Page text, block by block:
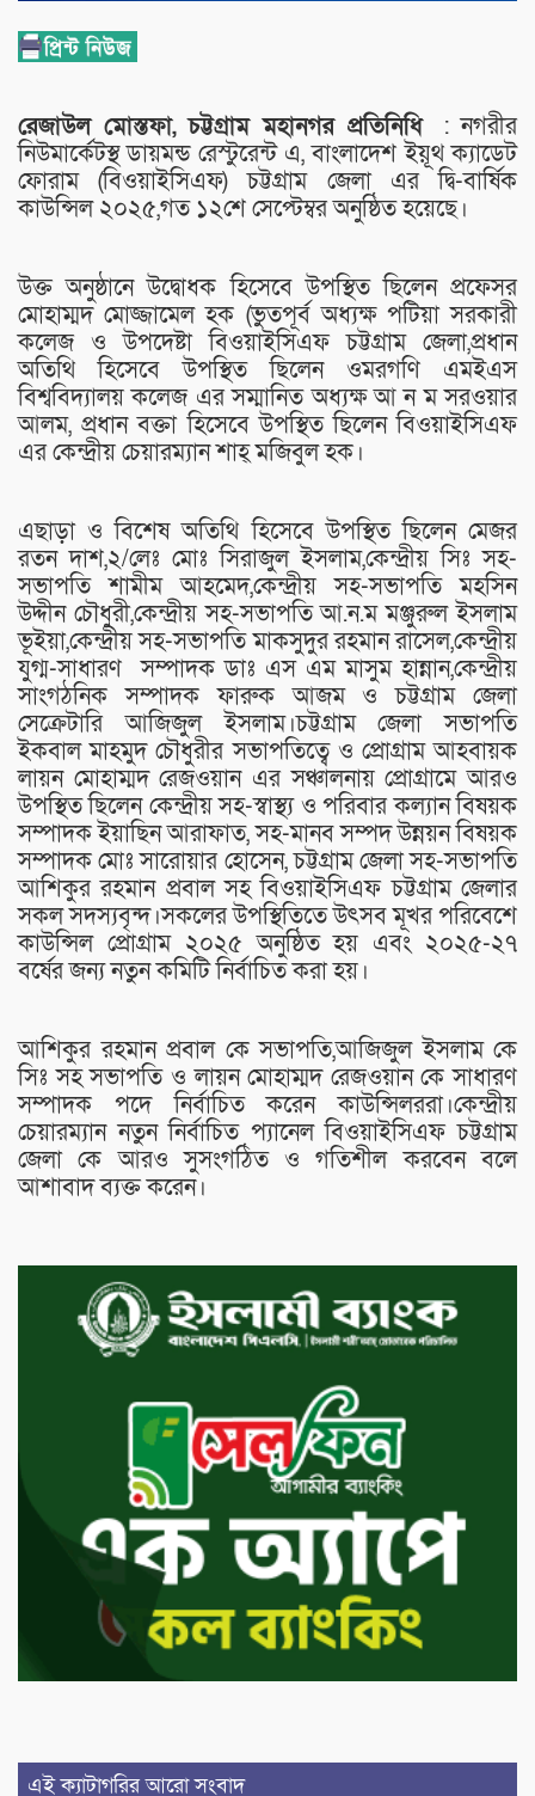
রেজাউল মোস্তফা, চট্টগ্রাম মহানগর প্রতিনিধি: নগরীর
নিউমার্কেটস্থ ডায়মন্ড রেস্টুরেন্ট এ, বাংলাদেশ ইয়ূথ ক্যাডেট
ফোরাম (বিওয়াইসিএফ) চট্টগ্রাম জেলা এর দ্বি-বার্ষিক
কাউন্সিল ২০২৫,গত ১২শে সেপ্টেম্বর অনুষ্ঠিত হয়েছে।
উক্ত অনুষ্ঠানে উদ্বোধক হিসেবে উপস্থিত ছিলেন প্রফেসর
মোহাম্মদ মোজ্জামেল হক (ভুতপূর্ব অধ্যক্ষ পটিয়া সরকারী
কলেজ ও উপদেষ্টা বিওয়াইসিএফ চট্টগ্রাম জেলা,প্রধান
অতিথি হিসেবে উপস্থিত ছিলেন ওমরগণি এমইএস
বিশ্ববিদ্যালয় কলেজ এর সম্মানিত অধ্যক্ষ আ ন ম সরওয়ার
আলম, প্রধান বক্তা হিসেবে উপস্থিত ছিলেন বিওয়াইসিএফ
এর কেন্দ্রীয় চেয়ারম্যান শাহ্ মজিবুল হক।
এছাড়া ও বিশেষ অতিথি হিসেবে উপস্থিত ছিলেন মেজর
রতন দাশ,২/লেঃ মোঃ সিরাজুল ইসলাম,কেন্দ্রীয় সিঃ সহ-
সভাপতি শামীম আহমেদ,কেন্দ্রীয় সহ-সভাপতি মহসিন
উদ্দীন চৌধুরী,কেন্দ্রীয় সহ-সভাপতি আ.ন.ম মঞ্জুরুল ইসলাম
ভূইয়া,কেন্দ্রীয় সহ-সভাপতি মাকসুদুর রহমান রাসেল,কেন্দ্রীয়
যুগ্ম-সাধারণ সম্পাদক ডাঃ এস এম মাসুম হান্নান,কেন্দ্রীয়
সাংগঠনিক সম্পাদক ফারুক আজম ও চট্টগ্রাম জেলা
সেক্রেটারি আজিজুল ইসলাম।চট্টগ্রাম জেলা সভাপতি
ইকবাল মাহমুদ চৌধুরীর সভাপতিত্বে ও প্রোগ্রাম আহবায়ক
লায়ন মোহাম্মদ রেজওয়ান এর সঞ্চালনায় প্রোগ্রামে আরও
উপস্থিত ছিলেন কেন্দ্রীয় সহ-স্বাস্থ্য ও পরিবার কল্যান বিষয়ক
সম্পাদক ইয়াছিন আরাফাত, সহ-মানব সম্পদ উন্নয়ন বিষয়ক
সম্পাদক মোঃ সারোয়ার হোসেন, চট্টগ্রাম জেলা সহ-সভাপতি
আশিকুর রহমান প্রবাল সহ বিওয়াইসিএফ চট্টগ্রাম জেলার
সকল সদস্যবৃন্দ।সকলের উপস্থিতিতে উৎসব মূখর পরিবেশে
কাউন্সিল প্রোগ্রাম ২০২৫ অনুষ্ঠিত হয় এবং ২০২৫-২৭
বর্ষের জন্য নতুন কমিটি নির্বাচিত করা হয়।
আশিকুর রহমান প্রবাল কে সভাপতি,আজিজুল ইসলাম কে
সিঃ সহ সভাপতি ও লায়ন মোহাম্মদ রেজওয়ান কে সাধারণ
সম্পাদক পদে নির্বাচিত করেন কাউন্সিলররা।কেন্দ্রীয়
চেয়ারম্যান নতুন নির্বাচিত প্যানেল বিওয়াইসিএফ চট্টগ্রাম
জেলা কে আরও সুসংগঠিত ও গতিশীল করবেন বলে
আশাবাদ ব্যক্ত করেন।
এই ক্যাটাগরির আরো সংবাদ